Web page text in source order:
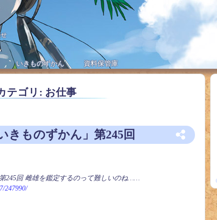
いきものずかん 資料保管庫
テゴリ: お仕事
きものずかん」第245回
245回 雌雄を鑑定するのって難しいのね……
247990/